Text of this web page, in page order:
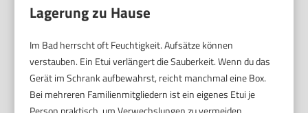
Lagerung zu Hause
Im Bad herrscht oft Feuchtigkeit. Aufsätze können
verstauben. Ein Etui verlängert die Sauberkeit. Wenn du das
Gerät im Schrank aufbewahrst, reicht manchmal eine Box.
Bei mehreren Familienmitgliedern ist ein eigenes Etui je